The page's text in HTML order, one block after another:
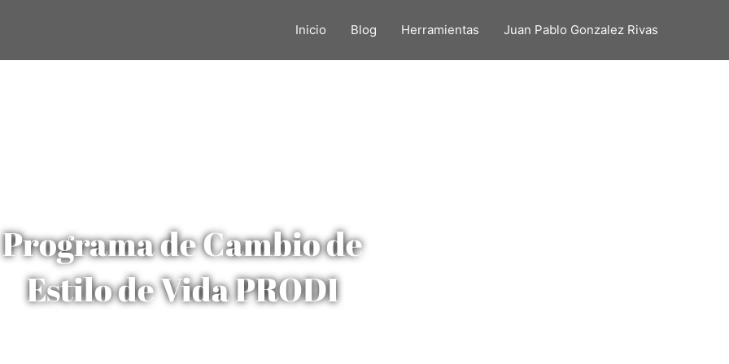
Inicio Blog Herramientas Juan Pablo Gonzalez Rivas
Programa de Cambio de
Estilo de Vida PRODI